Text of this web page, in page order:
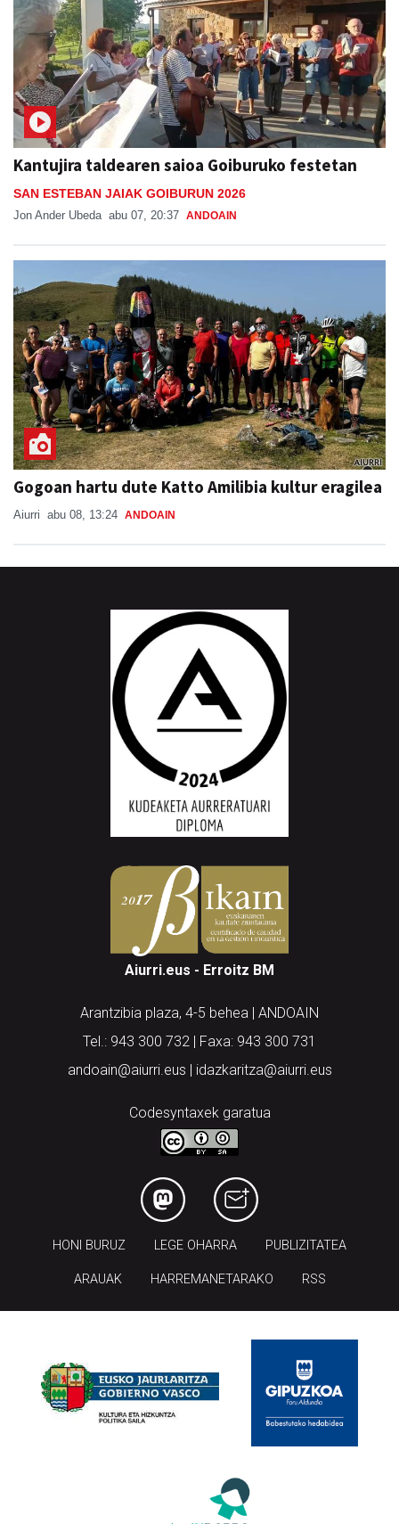
Kantujira taldearen saioa Goiburuko festetan
SAN ESTEBAN JAIAK GOIBURUN 2026
Jon Ander Ubeda abu 07, 20:37 ANDOAIN
Gogoan hartu dute Katto Amilibia kultur eragilea
Aiurri abu 08, 13:24 ANDOAIN
Aiurri.eus - Erroitz BM
Arantzibia plaza, 4-5 behea | ANDOAIN
Tel.: 943 300 732 | Faxa: 943 300 731
andoain@aiurri.eus | idazkaritza@aiurri.eus
Codesyntaxek garatua
HONI BURUZ LEGE OHARRA PUBLIZITATEA
ARAUAK HARREMANETARAKO RSS